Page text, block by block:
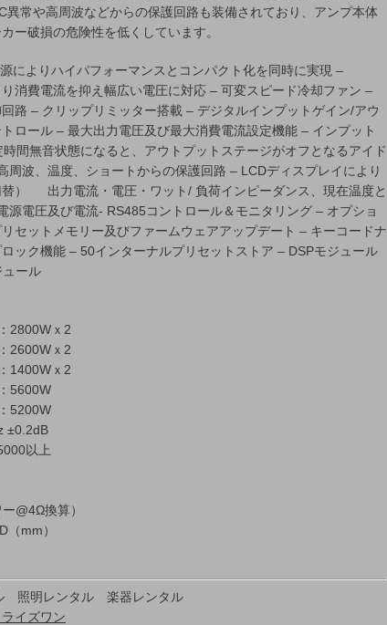
異常や高周波などからの保護回路も装備されており、アンプ本体
ー破損の危険性を低くしています。
によりハイパフォーマンスとコンパクト化を同時に実現 –
消費電流を抑え幅広い電圧に対応 – 可変スピード冷却ファン –
路 – クリップリミッター搭載 – デジタルインプットゲイン/アウ
ロール – 最大出力電圧及び最大消費電流設定機能 – インプット
間無音状態になると、アウトプットステージがオフとなるアイド
周波、温度、ショートからの保護回路 – LCDディスプレイにより
替） 出力電流・電圧・ワット/ 負荷インピーダンス、現在温度と
源電圧及び電流- RS485コントロール＆モニタリング – オプショ
セットメモリー及びファームウェアアップデート – キーコードナ
ック機能 – 50インターナルプリセットストア – DSPモジュール
ール
2800Wｘ2
2600Wｘ2
1400Wｘ2
5600W
5200W
±0.2dB
以上
@4Ω換算）
mm）
照明レンタル 楽器レンタル
イズワン